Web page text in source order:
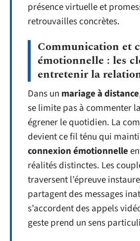
présence virtuelle et
retrouvailles concrètes.
Communication et
émotionnelle : les
entretenir la
Dans un mariage à distance
se limite pas à commenter
égrener le quotidien. La
devient ce fil ténu qui
connexion émotionnelle
réalités distinctes. Les
traversent l’épreuve
partagent des messages
s’accordent des appels
geste prend un sens